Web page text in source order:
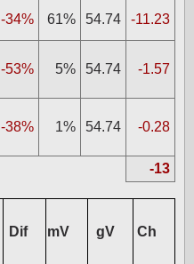
-34% 61% 54.74 -11.23
-53% 5% 54.74 -1.57
-38% 1% 54.74 -0.28
-13
Dif mV gV Ch